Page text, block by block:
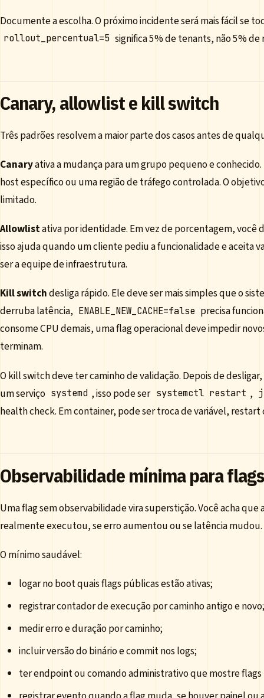
Documente a escolha. O próximo incidente será mais fácil se
rollout_percentual=5 significa 5% de tenants, não 5% de
Canary, allowlist e kill switch
Três padrões resolvem a maior parte dos casos antes de
Canaryativa a mudança para um grupo pequeno e
host específico ou uma região de tráfego controlada. O
limitado.
Allowlistativa por identidade. Em vez de porcentagem,
isso ajuda quando um cliente pediu a funcionalidade e aceita
ser a equipe de infraestrutura.
Kill switchdesliga rápido. Ele deve ser mais simples que o
derruba latência, ENABLE_NEW_CACHE=false precisa
consome CPU demais, uma flag operacional deve impedir
terminam.
O kill switch deve ter caminho de validação. Depois de
um serviço systemd , isso pode ser systemctl restart ,
health check. Em container, pode ser troca de variável,
Observabilidade mínima para
Uma flag sem observabilidade vira superstição. Você acha que
realmente executou, se erro aumentou ou se latência mudou.
O mínimo saudável:
logar no boot quais flags públicas estão ativas;
registrar contador de execução por caminho antigo e novo;
medir erro e duração por caminho;
incluir versão do binário e commit nos logs;
ter endpoint ou comando administrativo que mostre flags